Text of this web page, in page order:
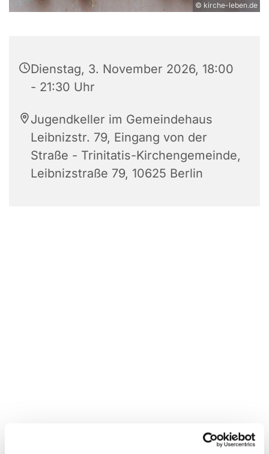
© kirche-leben.de
Dienstag, 3. November 2026, 18:00
- 21:30 Uhr
Jugendkeller im Gemeindehaus
Leibnizstr. 79, Eingang von der
Straße - Trinitatis-Kirchengemeinde,
Leibnizstraße 79, 10625 Berlin